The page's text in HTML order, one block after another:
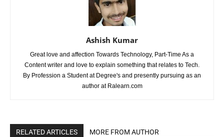
Ashish Kumar
Great love and affection Towards Technology, Part-Time As a
Content writer and love to explain something that relates to Tech.
By Profession a Student at Degree's and presently pursuing as an
author at Ralearn.com
RELATED ARTICLES MORE FROM AUTHOR